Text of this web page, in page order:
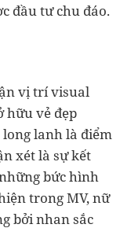
đầu tư chu đáo.
vị trí visual
hữu vẻ đẹp
lanh là điểm
xét là sự kết
bức hình
trong MV, nữ
bởi nhan sắc